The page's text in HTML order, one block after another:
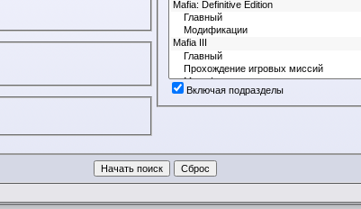
Включая подразделы